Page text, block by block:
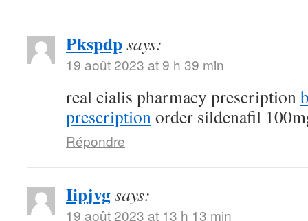
Pkspdpsays:
19 août 2023 at 9 h 39 min
real cialis pharmacy prescription
prescriptionorder sildenafil
Répondre
Iipjvgsays:
19 août 2023 at 13 h 13 min